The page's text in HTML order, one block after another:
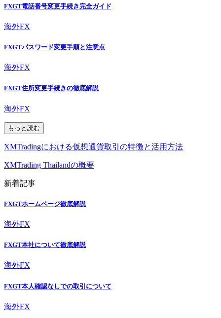
FXGT電話番号変更手続き完全ガイド
海外FX
FXGTパスワード変更手順と注意点
海外FX
FXGT住所変更手続きの徹底解説
海外FX
もっと読む
XMTradingにおける仮想通貨取引の特徴と活用方法
XMTrading Thailandの概要
新着記事
FXGTホームページ徹底解説
海外FX
FXGT本社について徹底解説
海外FX
FXGT本人確認なしでの取引について
海外FX